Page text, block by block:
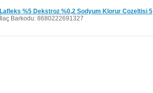
Lafleks %5 Dekstroz %0,2 Sodyum Klorur Cozeltisi 5
İlaç Barkodu: 8680222691327